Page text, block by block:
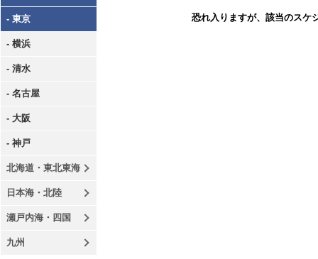
- 東京
- 横浜
- 清水
- 名古屋
- 大阪
- 神戸
北海道・東北東海
日本海・北陸
瀬戸内海・四国
九州
恐れ入りますが、該当のスケ